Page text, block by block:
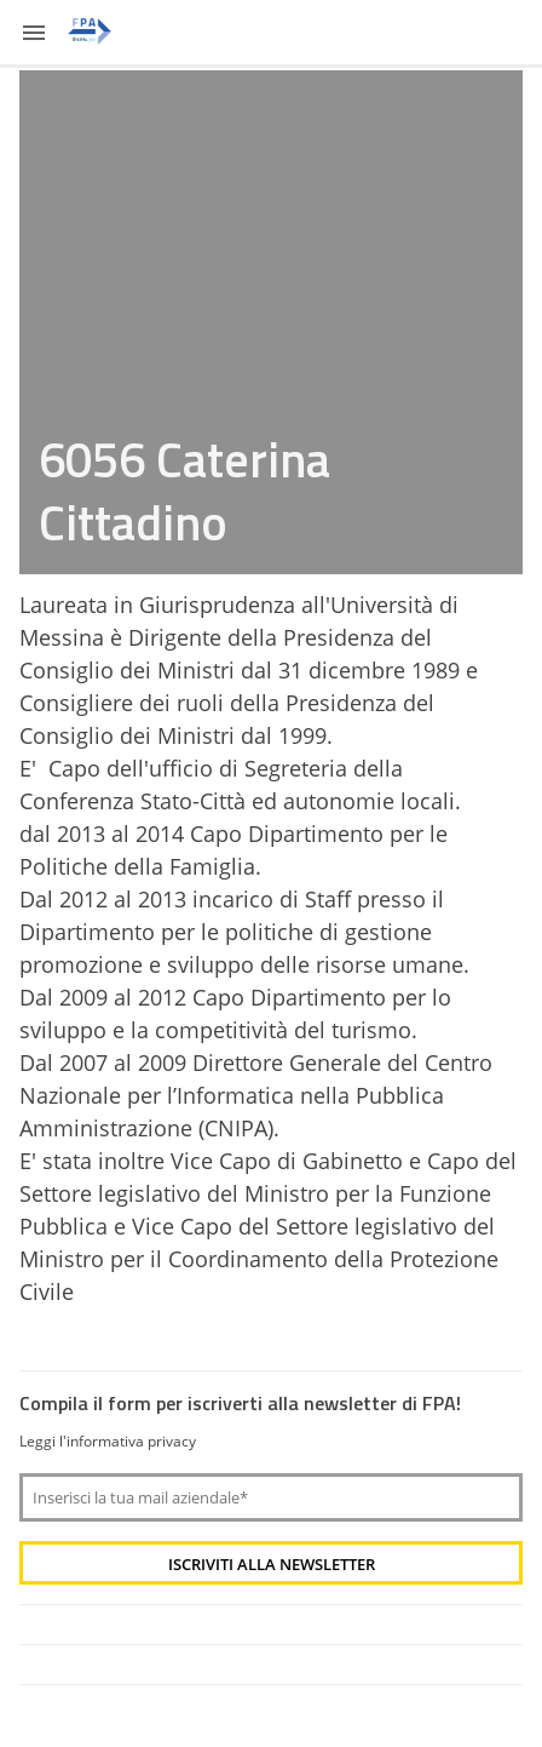
6056 Caterina
Cittadino
Laureata in Giurisprudenza all'Università di
Messina è Dirigente della Presidenza del
Consiglio dei Ministri dal 31 dicembre 1989 e
Consigliere dei ruoli della Presidenza del
Consiglio dei Ministri dal 1999.
E' Capo dell'ufficio di Segreteria della
Conferenza Stato-Città ed autonomie locali.
dal 2013 al 2014 Capo Dipartimento per le
Politiche della Famiglia.
Dal 2012 al 2013 incarico di Staff presso il
Dipartimento per le politiche di gestione
promozione e sviluppo delle risorse umane.
Dal 2009 al 2012 Capo Dipartimento per lo
sviluppo e la competitività del turismo.
Dal 2007 al 2009 Direttore Generale del Centro
Nazionale per l’Informatica nella Pubblica
Amministrazione (CNIPA).
E' stata inoltre Vice Capo di Gabinetto e Capo del
Settore legislativo del Ministro per la Funzione
Pubblica e Vice Capo del Settore legislativo del
Ministro per il Coordinamento della Protezione
Civile
Compila il form per iscriverti alla newsletter di FPA!
Leggi l'informativa privacy